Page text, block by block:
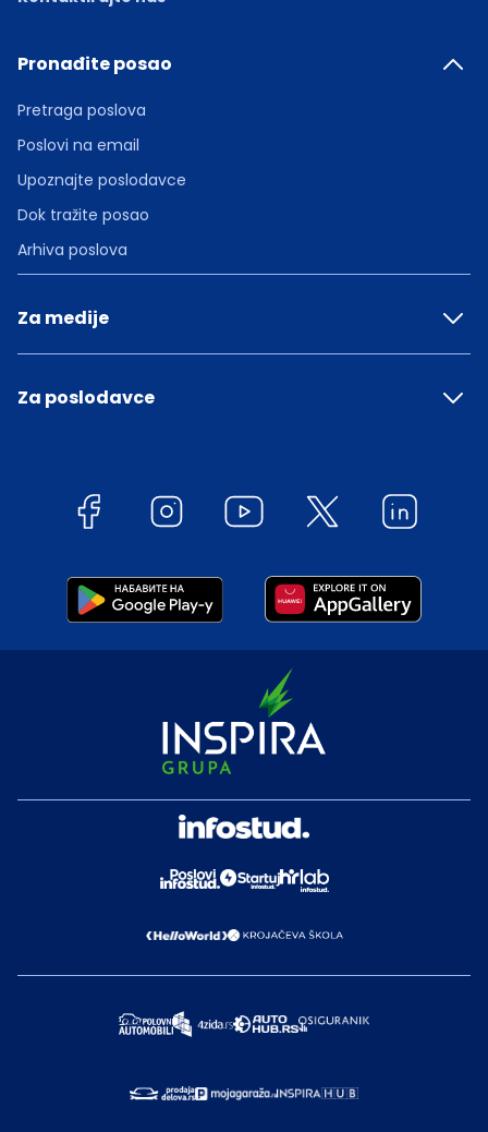
Pronađite posao
Pretraga poslova
Poslovi na email
Upoznajte poslodavce
Dok tražite posao
Arhiva poslova
Za medije
Za poslodavce